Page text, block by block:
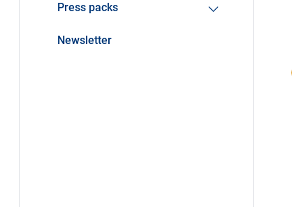
Press packs
Newsletter